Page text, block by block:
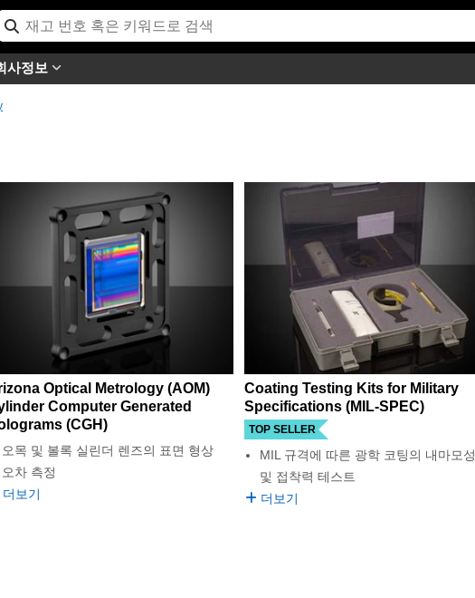
사정보
Optical Metrology (AOM)
Computer Generated
(CGH)
오목 및 볼록 실린더 렌즈의 표면 형상
오차 측정
더보기
Coating Testing Kits for Military
Specifications (MIL-SPEC)
TOP SELLER
MIL 규격에 따른 광학 코팅의 내마모성
및 접착력 테스트
더보기